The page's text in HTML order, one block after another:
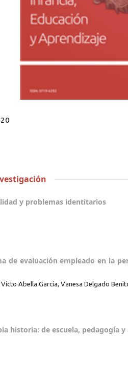
y problemas identitarios
de evaluación empleado en la
Abella García, Vanesa Delgado
historia: de escuela, pedagogía y